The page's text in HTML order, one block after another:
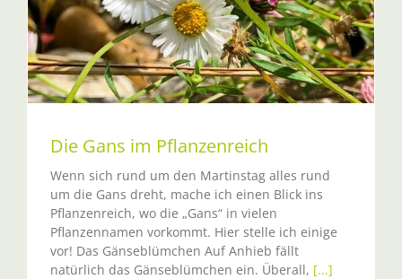
Die Gans im Pflanzenreich
Wenn sich rund um den Martinstag alles rund
um die Gans dreht, mache ich einen Blick ins
Pflanzenreich, wo die „Gans“ in vielen
Pflanzennamen vorkommt. Hier stelle ich einige
vor! Das Gänseblümchen Auf Anhieb fällt
natürlich das Gänseblümchen ein. Überall, [...]